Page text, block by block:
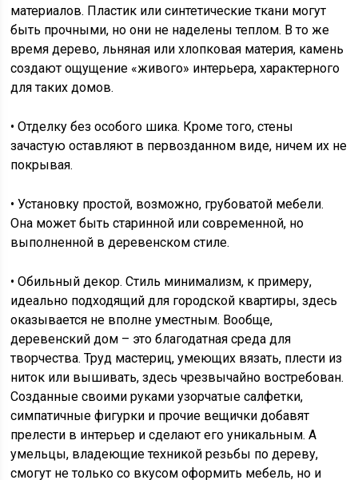
материалов. Пластик или синтетические ткани могут
быть прочными, но они не наделены теплом. В то же
время дерево, льняная или хлопковая материя, камень
создают ощущение «живого» интерьера, характерного
для таких домов.
• Отделку без особого шика. Кроме того, стены
зачастую оставляют в первозданном виде, ничем их не
покрывая.
• Установку простой, возможно, грубоватой мебели.
Она может быть старинной или современной, но
выполненной в деревенском стиле.
• Обильный декор. Стиль минимализм, к примеру,
идеально подходящий для городской квартиры, здесь
оказывается не вполне уместным. Вообще,
деревенский дом – это благодатная среда для
творчества. Труд мастериц, умеющих вязать, плести из
ниток или вышивать, здесь чрезвычайно востребован.
Созданные своими руками узорчатые салфетки,
симпатичные фигурки и прочие вещички добавят
прелести в интерьер и сделают его уникальным. А
умельцы, владеющие техникой резьбы по дереву,
смогут не только со вкусом оформить мебель, но и